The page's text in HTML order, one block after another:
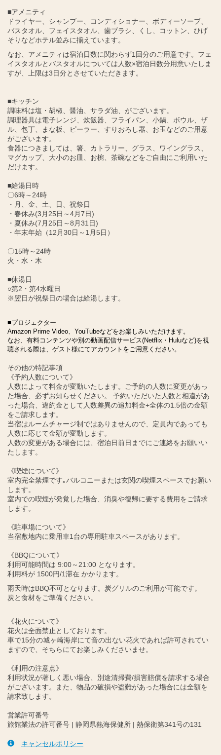
■アメニティ
ドライヤー、シャンプー、コンディショナー、ボディーソープ、
バスタオル、フェイスタオル、歯ブラシ、くし、コットン、ひげ
そりなどホテル並みに揃えています。
なお、アメニティは宿泊日数に関わらず1回分のご用意です。フェ
イスタオルとバスタオルについては人数×宿泊日数分用意いたしま
すが、上限は3日分とさせていただきます。
■キッチン
調味料は塩・胡椒、醤油、サラダ油、がございます。
調理器具は電子レンジ、炊飯器、フライパン、小鍋、ボウル、ザ
ル、包丁、まな板、ピーラー、すりおろし器、お玉などのご用意
がございます。
食器につきましては、箸、カトラリー、グラス、ワイングラス、
マグカップ、大小のお皿、お椀、茶碗などをご自由にご利用いた
だけます。
■給湯日時
〇6時～24時
・月、金、土、日、祝祭日
・春休み(3月25日～4月7日)
・夏休み(7月25日～8月31日)
・年末年始（12月30日～1月5日）
〇15時～24時
火・水・木
■休湯日
○第2・第4水曜日
※翌日が祝祭日の場合は給湯します。
■プロジェクター
Amazon Prime Video、YouTubeなどをお楽しみいただけます。
なお、有料コンテンツや別の動画配信サービス(Netflix・Huluなど)を視
聴される際は、ゲスト様にてアカウントをご用意ください。
その他の特記事項
《予約人数について》
人数によって料金が変動いたします。ご予約の人数に変更があっ
た場合、必ずお知らせください。 予約いただいた人数と相違があ
った場合、違約金として人数差異の追加料金+全体の1.5倍の金額
をご請求します。
当宿はルームチャージ制ではありませんので、定員内であっても
人数に応じて金額が変動します。
人数の変更がある場合には、宿泊日前日までにご連絡をお願いい
たします。
《喫煙について》
室内完全禁煙です｡バルコニーまたは玄関の喫煙スペースでお願い
します。
室内での喫煙が発覚した場合、消臭や復帰に要する費用をご請求
します。
《駐車場について》
当宿敷地内に乗用車1台の専用駐車スペースがあります。
《BBQについて》
利用可能時間は 9:00～21:00 となります。
利用料が 1500円/1滞在 かかります。
雨天時はBBQ不可となります。炭グリルのご利用が可能です。
炭と食材をご準備ください。
《花火について》
花火は全面禁止としております。
車で15分の城ヶ崎海岸にて音の出ない花火であれば許可されてい
ますので、そちらにてお楽しみくださいませ。
《利用の注意点》
利用状況が著しく悪い場合、別途清掃費/損害賠償を請求する場合
がございます。また、物品の破損や盗難があった場合には全額を
請求致します。
営業許可番号
旅館業法の許可番号 | 静岡県熱海保健所 | 熱保衛第341号の131
キャンセルポリシー